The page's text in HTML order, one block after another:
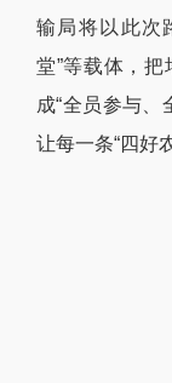
输局将以此次
堂”等载体，把
成“全员参与、
让每一条“四好